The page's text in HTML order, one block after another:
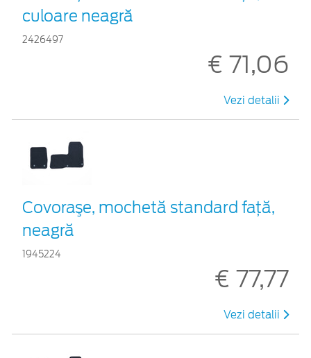
culoare neagră
2426497
€ 71,06
Vezi detalii
Covoraşe, mochetă standard faţă,
neagră
1945224
€ 77,77
Vezi detalii